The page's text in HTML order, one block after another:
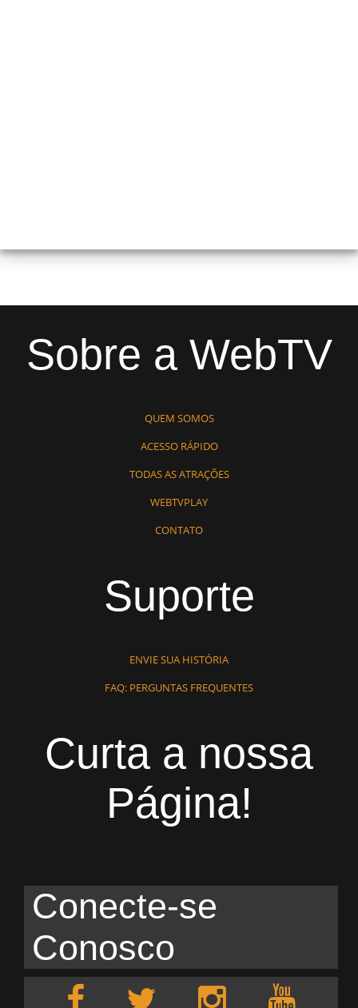
Sobre a WebTV
QUEM SOMOS
ACESSO RÁPIDO
TODAS AS ATRAÇÕES
WEBTVPLAY
CONTATO
Suporte
ENVIE SUA HISTÓRIA
FAQ: PERGUNTAS FREQUENTES
Curta a nossa
Página!
Conecte-se
Conosco